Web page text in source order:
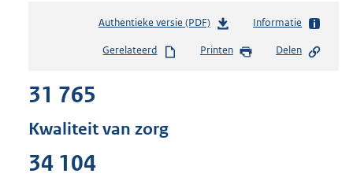
Authentieke versie (PDF)b
s
Informatie
Gerelateerd Printen Delen
31 765
Kwaliteit van zorg
34 104